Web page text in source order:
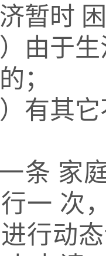
暂时
）由于
；
）有其
条 家
一 次
行动